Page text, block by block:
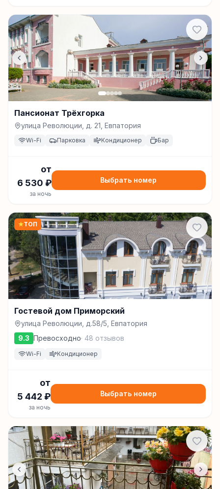
Пансионат Трёхгорка
улица Революции, д. 21, Евпатория
Wi-Fi Парковка Кондиционер Бар
от
6 530 ₽
за ночь
Выбрать номер
★ТОП
Гостевой дом Приморский
улица Революции, д.58/5, Евпатория
9.3 Превосходно· 48 отзывов
Wi-Fi Кондиционер
от
5 442 ₽
за ночь
Выбрать номер